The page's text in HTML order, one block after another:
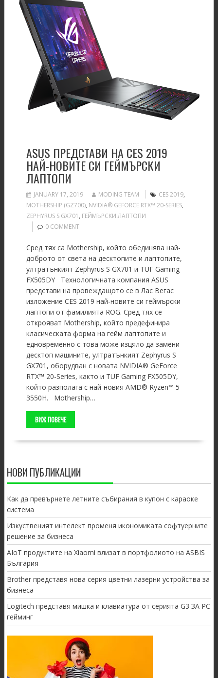
ASUS ПРЕДСТАВИ НА CES 2019
НАЙ-НОВИТЕ СИ ГЕЙМЪРСКИ
ЛАПТОПИ
JANUARY 17, 2019 MODING TEAM CES 2019,
MOTHERSHIP (GZ700), NVIDIA® GEFORCE RTX™ 20-SERIES,
ZEPHYRUS S GX701 , ГЕЙМЪРСКИ ЛАПТОПИ
0 COMMENT
Сред тях са Mothership, който обединява най-
доброто от света на десктопите и лаптопите,
ултратънкият Zephyrus S GX701 и TUF Gaming
FX505DY Технологичната компания ASUS
представи на провеждащото се в Лас Вегас
изложение CES 2019 най-новите си геймърски
лаптопи от фамилията ROG. Сред тях се
открояват Mothership, който предефинира
класическата форма на гейм лаптопите и
едновременно с това може изцяло да замени
десктоп машините, ултратънкият Zephyrus S
GX701, оборудван с новата NVIDIA® GeForce
RTX™ 20-Series, както и TUF Gaming FX505DY,
който разполага с най-новия AMD® Ryzen™ 5
3550H. Mothership…
ВИЖ ПОВЕЧЕ
НОВИ ПУБЛИКАЦИИ
Как да превърнете летните събирания в купон с караоке
система
Изкуственият интелект променя икономиката софтуерните
решение за бизнеса
AIoT продуктите на Xiaomi влизат в портфолиото на ASBIS
България
Brother представя нова серия цветни лазерни устройства за
бизнеса
Logitech представя мишка и клавиатура от серията G3 ЗА PC
гейминг